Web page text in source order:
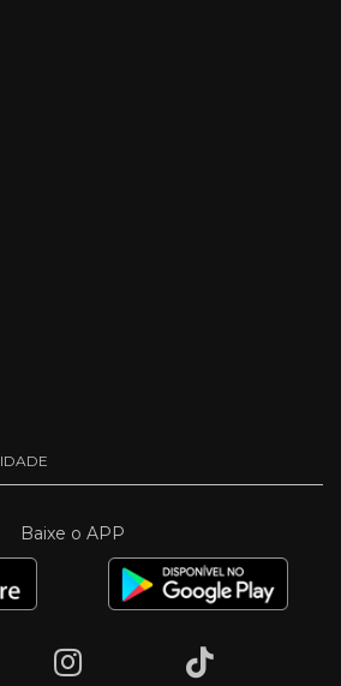
Baixe o APP